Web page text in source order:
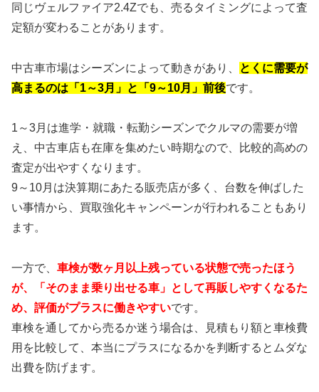
同じヴェルファイア2.4Zでも、売るタイミングによって査
定額が変わることがあります。
中古車市場はシーズンによって動きがあり、
とくに需要が
高まるのは「1～3月」と「9～10月」前後です。
1～3月は進学・就職・転勤シーズンでクルマの需要が増
え、中古車店も在庫を集めたい時期なので、比較的高めの
査定が出やすくなります。
9～10月は決算期にあたる販売店が多く、台数を伸ばした
い事情から、買取強化キャンペーンが行われることもあり
ます。
一方で、 車検が数ヶ月以上残っている状態で売ったほう
が、「そのまま乗り出せる車」として再販しやすくなるた
め、評価がプラスに働きやすいです。
車検を通してから売るか迷う場合は、見積もり額と車検費
用を比較して、本当にプラスになるかを判断するとムダな
出費を防げます。